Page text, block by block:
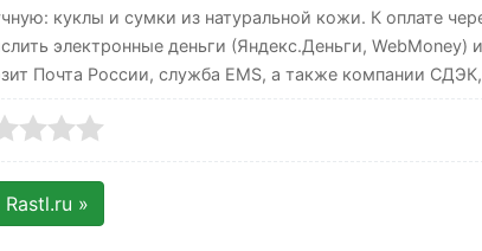
куклы и сумки из натуральной кожи. К оплате
электронные деньги (Яндекс.Деньги, WebMoney)
Почта России, служба EMS, а также компании
Rastl.ru »